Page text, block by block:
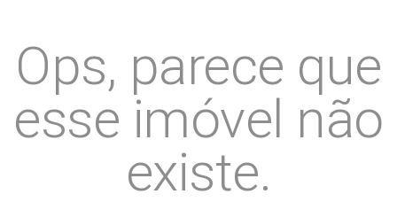
Ops, parece que
esse imóvel não
existe.